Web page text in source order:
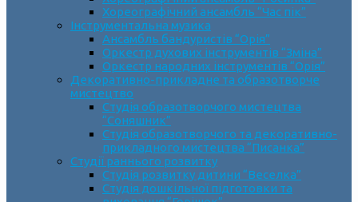
Хореографічний ансамбль “Час пік”
Інструментальна музика
Ансамбль бандуристів “Орія”
Оркестр духових інструментів “Зміна”
Оркестр народних інструментів “Орія”
Декоративно-прикладне та образотворче
мистецтво
Cтудія образотворчого мистецтва
“Соняшник”
Студія образотворчого та декоративно-
прикладного мистецтва “Писанка”
Студії раннього розвитку
Студія розвитку дитини “Веселка”
Студія дошкільної підготовки та